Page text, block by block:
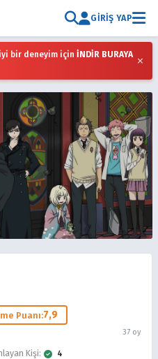
GIRIŞ YAP
iyi bir deneyim için İNDİR BURAYA ×
Puanı:7,9
37 oy
Kişi:
4